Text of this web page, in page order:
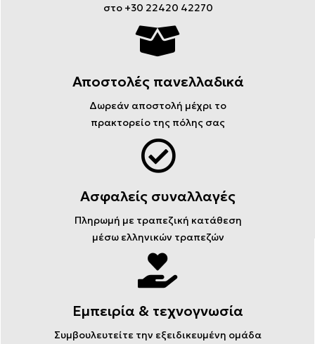
στο +30 22420 42270
Αποστολές πανελλαδικά
Δωρεάν αποστολή μέχρι το
πρακτορείο της πόλης σας
Ασφαλείς συναλλαγές
Πληρωμή με τραπεζική κατάθεση
μέσω ελληνικών τραπεζών
Εμπειρία & τεχνογνωσία
Συμβουλευτείτε την εξειδικευμένη ομάδα